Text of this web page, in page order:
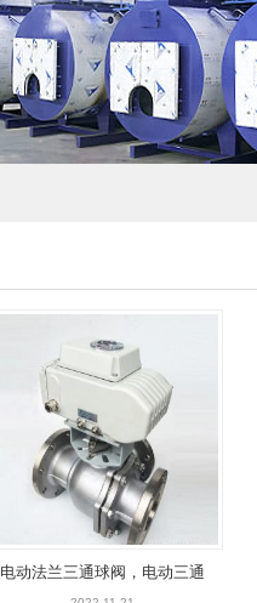
电动法兰三通球阀，电动三通